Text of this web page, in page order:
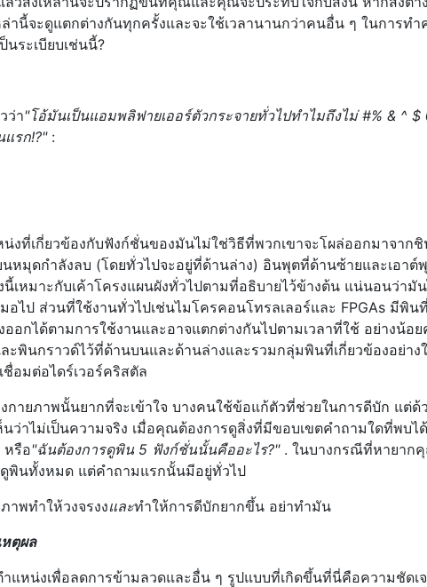
ล่านี้จะดูแตกต่างกันทุกครั้งและจะใช้เวลานานกว่าคนอื่น ๆ ในการทำ
นระเบียบเช่นนี้?
ว่า"โอ้มันเป็นแอมพลิฟายเออร์ตัวกระจายทั่วไปทำไมถึงไม่ #% & ^ $
รก!?" :
งที่เกี่ยวข้องกับฟังก์ชั่นของมันไม่ใช่วิธีที่พวกเขาจะโผล่ออกมาจากชิ
หมุดกำลังลบ (โดยทั่วไปจะอยู่ที่ด้านล่าง) อินพุตที่ด้านซ้ายและเอาต์
เหมาะกับเค้าโครงแผนผังทั่วไปตามที่อธิบายไว้ข้างต้น แน่นอนว่ามั
มอไป ส่วนที่ใช้งานทั่วไปเช่นไมโครคอนโทรลเลอร์และ FPGAs มีพินที่
อกได้ตามการใช้งานและอาจแตกต่างกันไปตามเวลาที่ใช้ อย่างน้อ
ะพินกราวด์ไว้ที่ด้านบนและด้านล่างและรวมกลุ่มพินที่เกี่ยวข้องอย่าง
อมต่อไดร์เวอร์คริสตัล
ายภาพนั้นยากที่จะเข้าใจ บางคนใช้ข้อแก้ตัวที่ช่วยในการดีบัก แต่ด้
ว่าไม่เป็นความจริง เมื่อคุณต้องการดูสิ่งที่มีขอบเขตคำถามใดที่พบไ
หรือ"ฉันต้องการดูพิน 5 ฟังก์ชั่นนั้นคืออะไร?" . ในบางกรณีที่หายาก
ดูพินทั้งหมด แต่คำถามแรกนั้นมีอยู่ทั่วไป
าพทำให้วงจรงงและทำให้การดีบักยากขึ้น อย่าทำมัน
หตุผล
ำแหน่งเพื่อลดการข้ามลวดและอื่น ๆ รูปแบบที่เกิดขึ้นที่นี่คือความชัดเ